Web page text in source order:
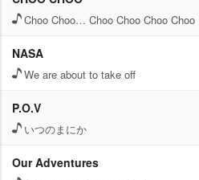
Choo Choo… Choo Choo Choo Choo
NASA
We are about to take off
P.O.V
いつのまにか
Our Adventures